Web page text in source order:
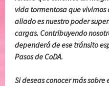
vida tormentosa que vivimos
aliado es nuestro poder
cargas. Contribuyendo
dependerá de ese tránsito
Pasos de CoDA.
Si deseas conocer más